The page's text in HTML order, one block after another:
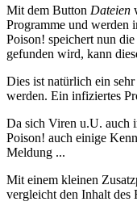
Mit dem Button Dateien
Programme und werden
Poison! speichert nun
gefunden wird, kann
Dies ist natürlich ein
werden. Ein infiziertes
Da sich Viren u.U. auch
Poison! auch einige
Meldung ...
Mit einem kleinen
vergleicht den Inhalt